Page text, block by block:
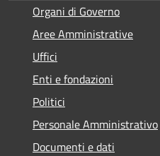
Organi di Governo
Aree Amministrative
Uffici
Enti e fondazioni
Politici
Personale Amministrativo
Documenti e dati